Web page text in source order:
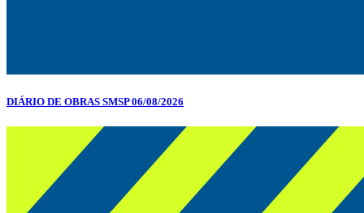
DIÁRIO DE OBRAS SMSP 06/08/2026